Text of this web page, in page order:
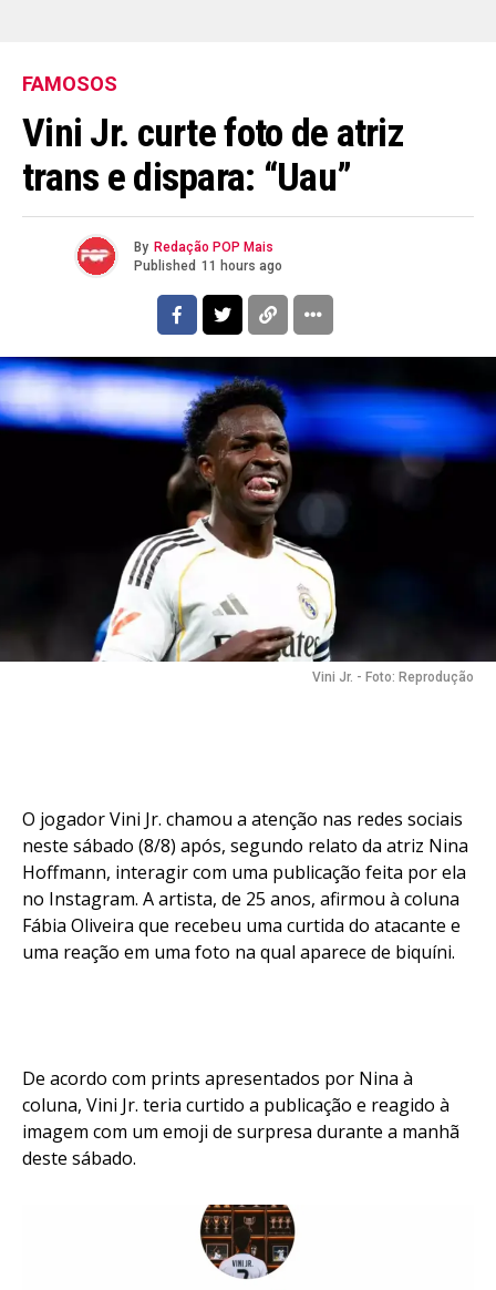
FAMOSOS
Vini Jr. curte foto de atriz
trans e dispara: “Uau”
By Redação POP Mais
Published 11 hours ago
Vini Jr. - Foto: Reprodução
O jogador Vini Jr. chamou a atenção nas redes sociais
neste sábado (8/8) após, segundo relato da atriz Nina
Hoffmann, interagir com uma publicação feita por ela
no Instagram. A artista, de 25 anos, afirmou à coluna
Fábia Oliveira que recebeu uma curtida do atacante e
uma reação em uma foto na qual aparece de biquíni.
De acordo com prints apresentados por Nina à
coluna, Vini Jr. teria curtido a publicação e reagido à
imagem com um emoji de surpresa durante a manhã
deste sábado.